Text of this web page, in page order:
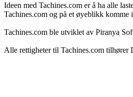
Ideen med Tachines.com er å ha alle
Tachines.com og på et øyeblikk komme
Tachines.com ble utviklet av Piranya
Alle rettigheter til Tachines.com tilhører